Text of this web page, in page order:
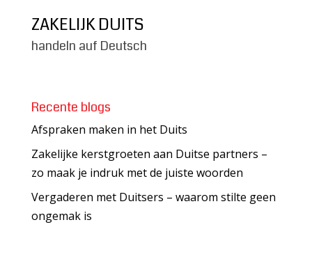
ZAKELIJK DUITS
handeln auf Deutsch
Recente blogs
Afspraken maken in het Duits
Zakelijke kerstgroeten aan Duitse partners –
zo maak je indruk met de juiste woorden
Vergaderen met Duitsers – waarom stilte geen
ongemak is